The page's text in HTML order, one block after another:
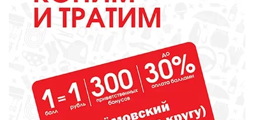
ОБРАЗОВАНИЕ
Сосновоборская школа в финале
конкурса школьных музеев
МЕДИЦИНА